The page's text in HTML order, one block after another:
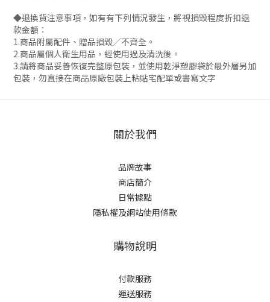
◆退換貨注意事項，如有有下列情況發生，將視損毀程度折扣退
款金額：
1.商品附屬配件、贈品損毀╱不齊全。
2.商品屬個人衛生用品，經使用過及清洗後。
3.請將商品妥善恢復完整原包裝，並使用乾淨塑膠袋於最外層另加
包裝，勿直接在商品原廠包裝上粘貼宅配單或書寫文字
關於我們
品牌故事
商店簡介
日常據點
隱私權及網站使用條款
購物說明
付款服務
運送服務